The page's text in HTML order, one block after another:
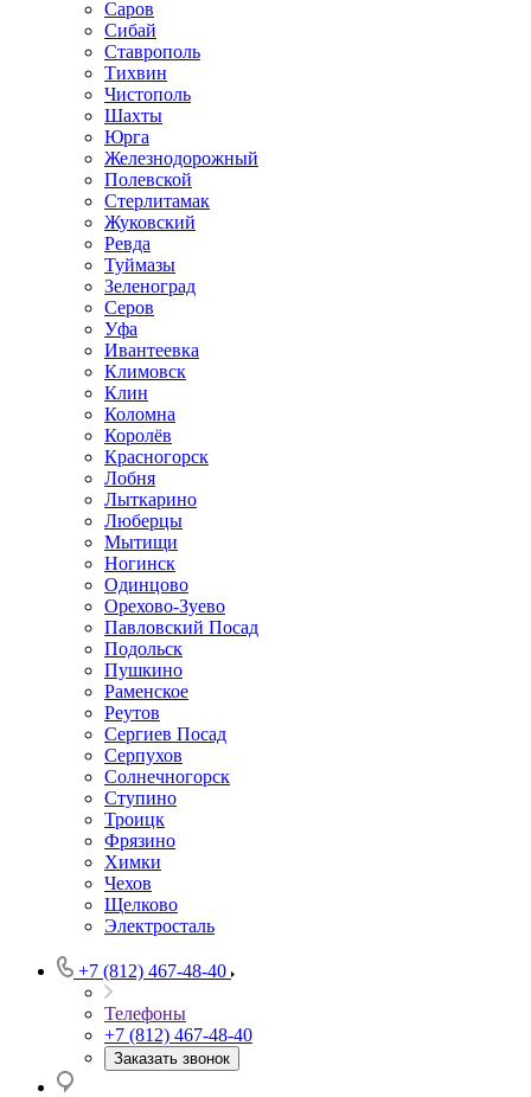
Саров
Сибай
Ставрополь
Тихвин
Чистополь
Шахты
Юрга
Железнодорожный
Полевской
Стерлитамак
Жуковский
Ревда
Туймазы
Зеленоград
Серов
Уфа
Ивантеевка
Климовск
Клин
Коломна
Королёв
Красногорск
Лобня
Лыткарино
Люберцы
Мытищи
Ногинск
Одинцово
Орехово-Зуево
Павловский Посад
Подольск
Пушкино
Раменское
Реутов
Сергиев Посад
Серпухов
Солнечногорск
Ступино
Троицк
Фрязино
Химки
Чехов
Щелково
Электросталь
+7 (812) 467-48-40
Телефоны
+7 (812) 467-48-40
Заказать звонок